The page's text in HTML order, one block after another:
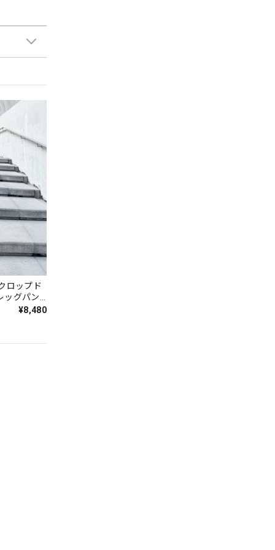
ロップド
ッグパン
¥8,480